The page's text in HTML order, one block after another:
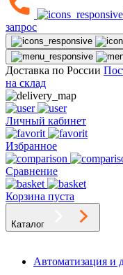
запрос
Доставка по России
на склад
Личный кабинет
Избранное
Сравнение
Корзина пуста
Каталог
Автоматизация и